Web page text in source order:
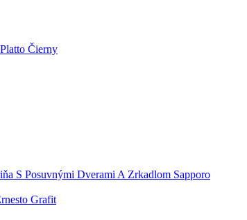
Čierny
S Posuvnými Dverami A Zrkadlom Sapporo
Grafit